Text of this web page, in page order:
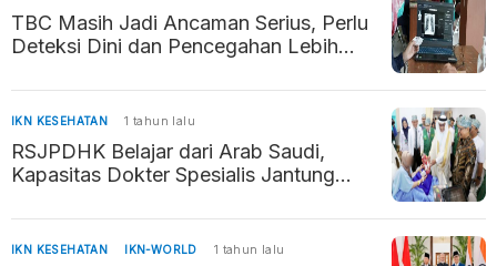
TBC Masih Jadi Ancaman Serius, Perlu
Deteksi Dini dan Pencegahan Lebih
IKN KESEHATAN 1 tahun lalu
RSJPDHK Belajar dari Arab Saudi,
Kapasitas Dokter Spesialis Jantung
IKN KESEHATAN IKN-WORLD 1 tahun lalu